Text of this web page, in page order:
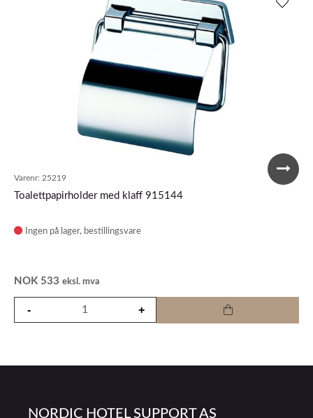
Varenr: 25219
Toalettpapirholder med klaff 915144
Ingen på lager
NOK 533 eksl. mva
NORDIC HOTEL SUPPORT AS